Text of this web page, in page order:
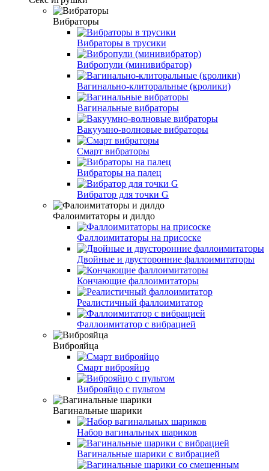
Вибраторы
Вибраторы в трусики
Вибропули (минивибратор)
Вагинально-клиторальные (кролики)
Вагинальные вибраторы
Вакуумно-волновые вибраторы
Смарт вибраторы
Вибраторы на палец
Вибратор для точки G
Фалоимитаторы и дилдо
Фаллоимитаторы на присоске
Двойные и двусторонние фаллоимитаторы
Кончающие фаллоимитаторы
Реалистичный фаллоимитатор
Фаллоимитатор с вибрацией
Виброяйца
Смарт виброяйцо
Виброяйцо с пультом
Вагинальные шарики
Набор вагинальных шариков
Вагинальные шарики с вибрацией